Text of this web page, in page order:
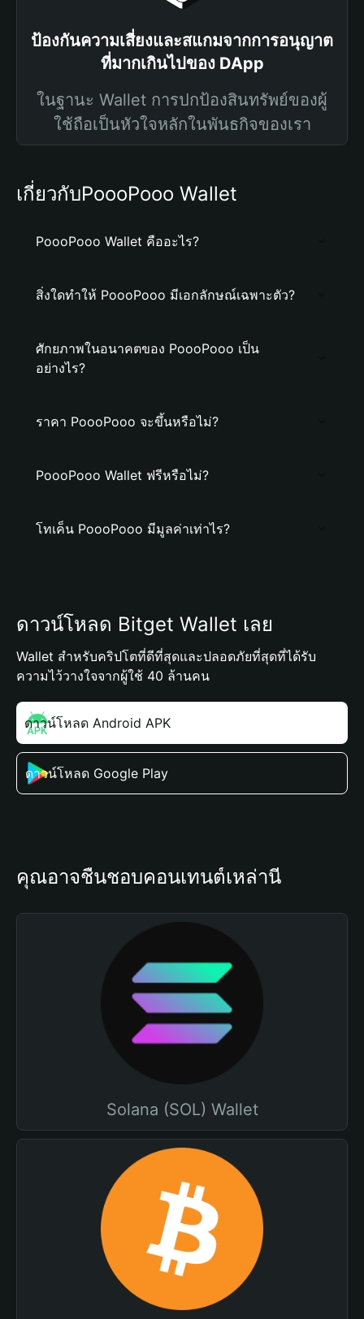
ป้องกันความเสี่ยงและสแกมจากการอนุญาต
ที่มากเกินไปของ DApp
ในฐานะ Wallet การปกป้องสินทรัพย์ของผู้
ใช้ถือเป็นหัวใจหลักในพันธกิจของเรา
เกี่ยวกับPoooPooo Wallet
PoooPooo Wallet คืออะไร?
สิ่งใดทำให้ PoooPooo มีเอกลักษณ์เฉพาะตัว?
ศักยภาพในอนาคตของ PoooPooo เป็น
อย่างไร?
ราคา PoooPooo จะขึ้นหรือไม่?
PoooPooo Wallet ฟรีหรือไม่?
โทเค็น PoooPooo มีมูลค่าเท่าไร?
ดาวน์โหลด Bitget Wallet เลย
Wallet สำหรับคริปโตที่ดีที่สุดและปลอดภัยที่สุดที่ได้รับ
ความไว้วางใจจากผู้ใช้ 40 ล้านคน
ดาวน์โหลด Android APK
ดาวน์โหลด Google Play
คุณอาจชื่นชอบคอนเทนต์เหล่านี้
Solana (SOL) Wallet